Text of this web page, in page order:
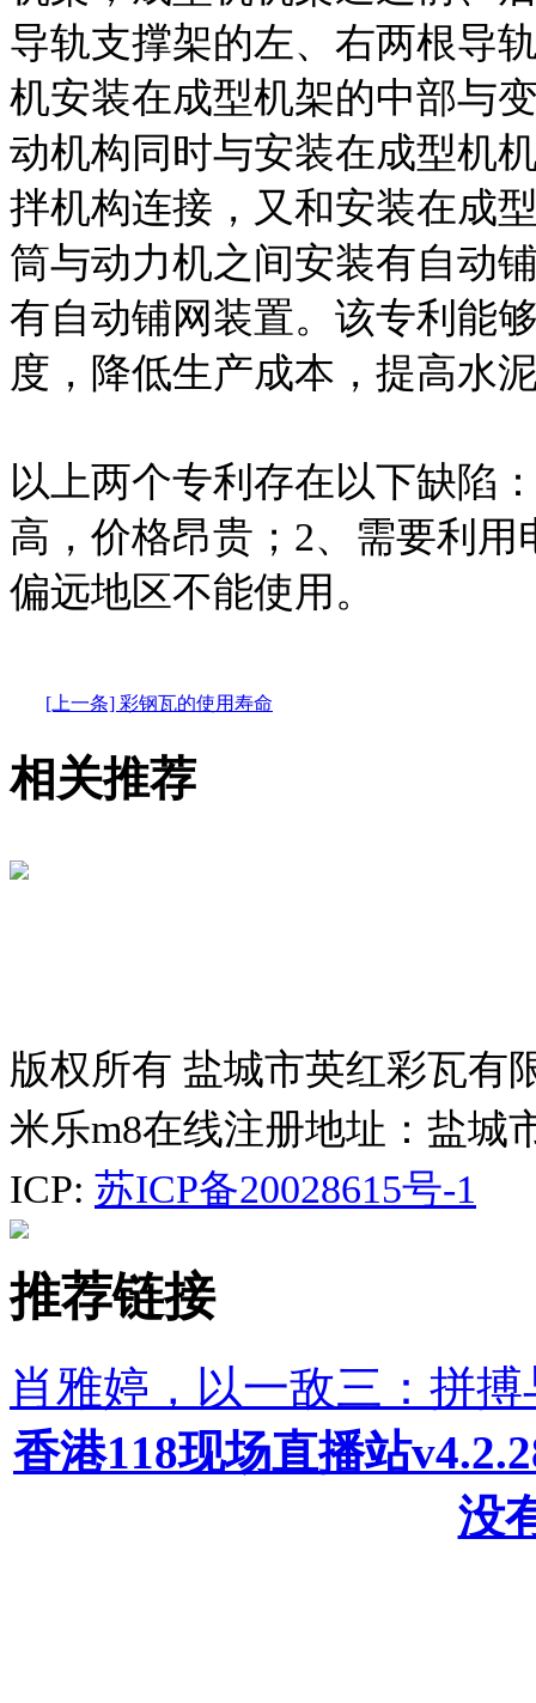
导轨支撑架的左、右两根导
机安装在成型机架的中部与
动机构同时与安装在成型机
拌机构连接，又和安装在成
筒与动力机之间安装有自动
有自动铺网装置。该专利能
度，降低生产成本，提高水
以上两个专利存在以下缺陷
高，价格昂贵；2、需要利
偏远地区不能使用。
[上一条] 彩钢瓦的使用寿命
相关推荐
版权所有 盐城市英红彩瓦有
米乐m8在线注册地址：盐城
ICP: 苏ICP备20028615号-1
推荐链接
肖雅婷，以一敌三：拼
香港118现场直播站
没